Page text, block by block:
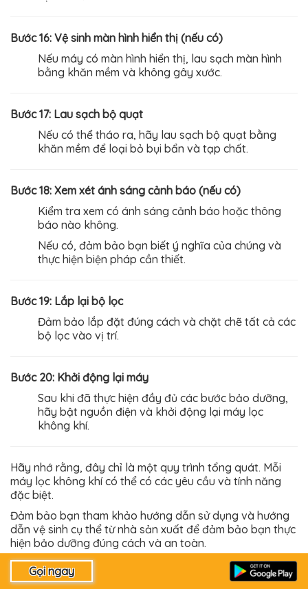
Bước 16: Vệ sinh màn hình hiển thị (nếu có)
Nếu máy có màn hình hiển thị, lau sạch màn hình
bằng khăn mềm và không gây xước.
Bước 17: Lau sạch bộ quạt
Nếu có thể tháo ra, hãy lau sạch bộ quạt bằng
khăn mềm để loại bỏ bụi bẩn và tạp chất.
Bước 18: Xem xét ánh sáng cảnh báo (nếu có)
Kiểm tra xem có ánh sáng cảnh báo hoặc thông
báo nào không.
Nếu có, đảm bảo bạn biết ý nghĩa của chúng và
thực hiện biện pháp cần thiết.
Bước 19: Lắp lại bộ lọc
Đảm bảo lắp đặt đúng cách và chặt chẽ tất cả các
bộ lọc vào vị trí.
Bước 20: Khởi động lại máy
Sau khi đã thực hiện đầy đủ các bước bảo dưỡng,
hãy bật nguồn điện và khởi động lại máy lọc
không khí.
Hãy nhớ rằng, đây chỉ là một quy trình tổng quát. Mỗi
máy lọc không khí có thể có các yêu cầu và tính năng
đặc biệt.
Đảm bảo bạn tham khảo hướng dẫn sử dụng và hướng
dẫn vệ sinh cụ thể từ nhà sản xuất để đảm bảo bạn thực
hiện bảo dưỡng đúng cách và an toàn.